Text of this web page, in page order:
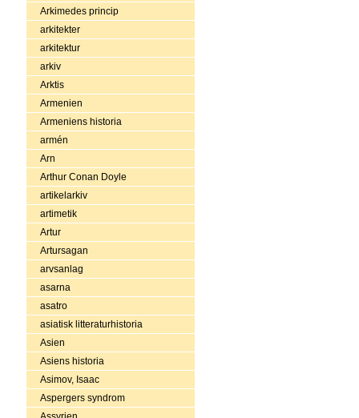
Arkimedes princip
arkitekter
arkitektur
arkiv
Arktis
Armenien
Armeniens historia
armén
Arn
Arthur Conan Doyle
artikelarkiv
artimetik
Artur
Artursagan
arvsanlag
asarna
asatro
asiatisk litteraturhistoria
Asien
Asiens historia
Asimov, Isaac
Aspergers syndrom